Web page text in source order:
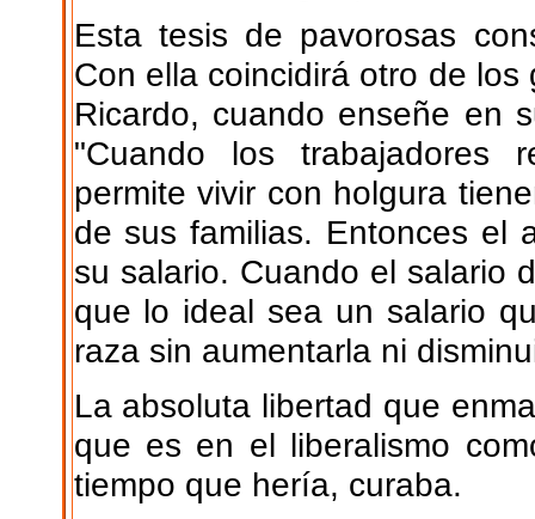
Esta tesis de pavorosas
Con ella coincidirá otro de
Ricardo, cuando enseñe en
"Cuando los trabajadores
permite vivir con holgura
de sus familias. Entonces el
su salario. Cuando el salario
que lo ideal sea un salario
raza sin aumentarla ni
La absoluta libertad que
que es en el liberalismo
tiempo que hería, curaba.